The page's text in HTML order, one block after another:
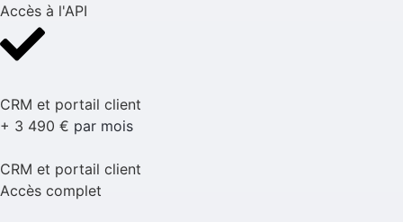
Accès à l'API
CRM et portail client
+ 3 490 € par mois
CRM et portail client
Accès complet